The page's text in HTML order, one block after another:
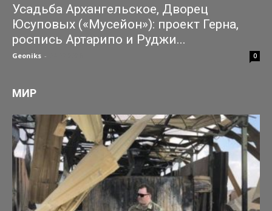
Усадьба Архангельское, Дворец
Юсуповых («Мусейон»): проект Герна,
роспись Артарипо и Руджи...
Geoniks - 0
МИР